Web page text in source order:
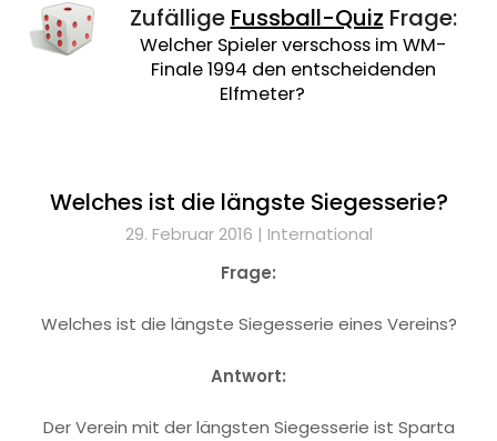
Zufällige Fussball-Quiz Frage:
Welcher Spieler verschoss im WM-
Finale 1994 den entscheidenden
Elfmeter?
Welches ist die längste Siegesserie?
29. Februar 2016 | International
Frage:
Welches ist die längste Siegesserie eines Vereins?
Antwort:
Der Verein mit der längsten Siegesserie ist Sparta